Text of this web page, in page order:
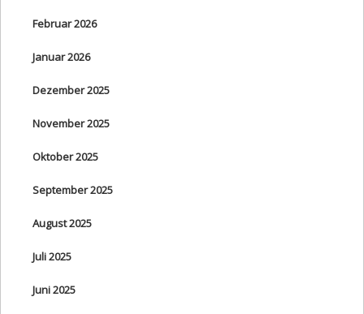
Februar 2026
Januar 2026
Dezember 2025
November 2025
Oktober 2025
September 2025
August 2025
Juli 2025
Juni 2025